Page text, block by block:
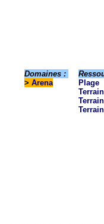
Domaines :
> Arena
Plage